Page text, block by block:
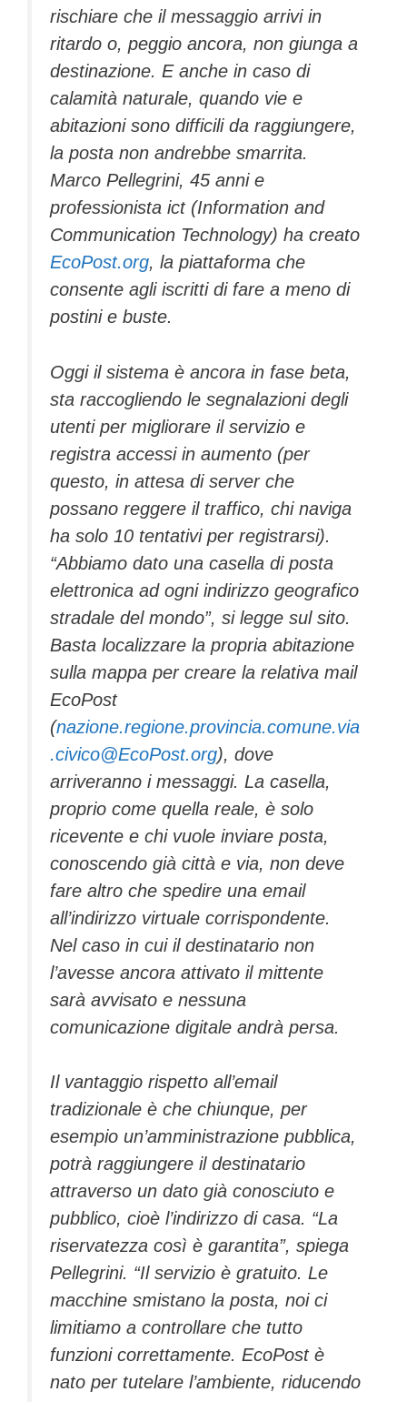
rischiare che il messaggio arrivi in
ritardo o, peggio ancora, non giunga a
destinazione. E anche in caso di
calamità naturale, quando vie e
abitazioni sono difficili da raggiungere,
la posta non andrebbe smarrita.
Marco Pellegrini, 45 anni e
professionista ict (Information and
Communication Technology) ha creato
EcoPost.org, la piattaforma che
consente agli iscritti di fare a meno di
postini e buste.
Oggi il sistema è ancora in fase beta,
sta raccogliendo le segnalazioni degli
utenti per migliorare il servizio e
registra accessi in aumento (per
questo, in attesa di server che
possano reggere il traffico, chi naviga
ha solo 10 tentativi per registrarsi).
“Abbiamo dato una casella di posta
elettronica ad ogni indirizzo geografico
stradale del mondo”, si legge sul sito.
Basta localizzare la propria abitazione
sulla mappa per creare la relativa mail
EcoPost
(nazione.regione.provincia.comune.via
.civico@EcoPost.org), dove
arriveranno i messaggi. La casella,
proprio come quella reale, è solo
ricevente e chi vuole inviare posta,
conoscendo già città e via, non deve
fare altro che spedire una email
all’indirizzo virtuale corrispondente.
Nel caso in cui il destinatario non
l’avesse ancora attivato il mittente
sarà avvisato e nessuna
comunicazione digitale andrà persa.
Il vantaggio rispetto all’email
tradizionale è che chiunque, per
esempio un’amministrazione pubblica,
potrà raggiungere il destinatario
attraverso un dato già conosciuto e
pubblico, cioè l’indirizzo di casa. “La
riservatezza così è garantita”, spiega
Pellegrini. “Il servizio è gratuito. Le
macchine smistano la posta, noi ci
limitiamo a controllare che tutto
funzioni correttamente. EcoPost è
nato per tutelare l’ambiente, riducendo